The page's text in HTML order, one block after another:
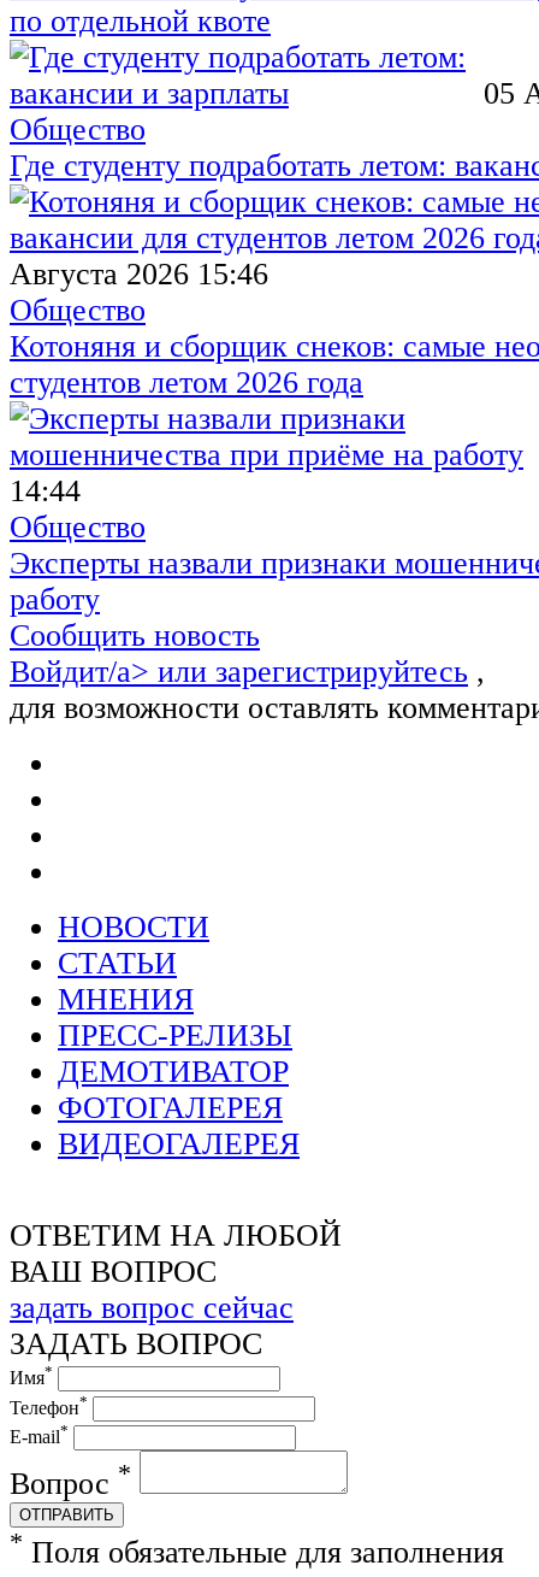
по отдельной квоте
05
Общество
Где студенту подработать летом:
Августа 2026 15:46
Общество
Котоняня и сборщик снеков: самые
студентов летом 2026 года
14:44
Общество
Эксперты назвали признаки
работу
Сообщить новость
Войдит/a> или зарегистрируйтесь ,
для возможности оставлять
НОВОСТИ
СТАТЬИ
МНЕНИЯ
ПРЕСС-РЕЛИЗЫ
ДЕМОТИВАТОР
ФОТОГАЛЕРЕЯ
ВИДЕОГАЛЕРЕЯ
ОТВЕТИМ НА ЛЮБОЙ
ВАШ ВОПРОС
задать вопрос сейчас
ЗАДАТЬ ВОПРОС
Имя*
Телефон*
E-mail*
Вопрос *
ОТПРАВИТЬ
* Поля обязательные для заполнения